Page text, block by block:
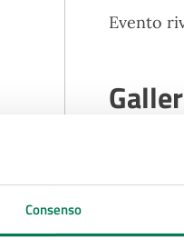
Consenso
Evento